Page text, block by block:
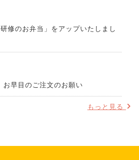
研修のお弁当」をアップいたしまし
お早目のご注文のお願い
もっと見る